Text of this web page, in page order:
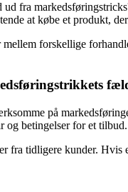
fra
at købe et produkt,
forskellige
på
betingelser for et
fra tidligere kunder.